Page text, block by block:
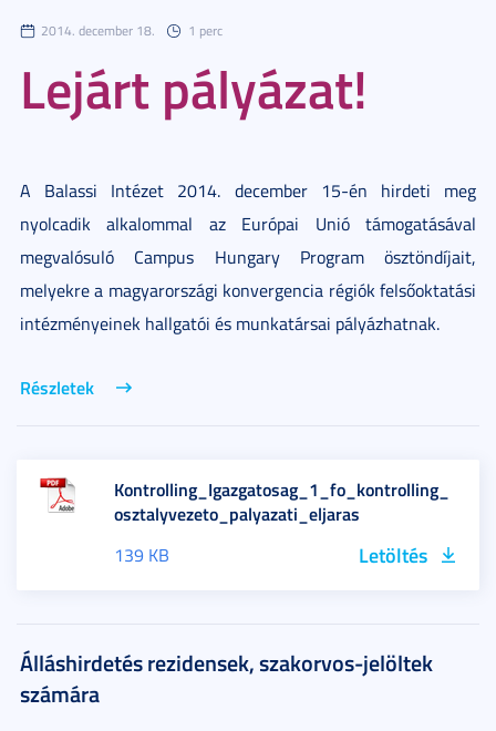
2014. december 18. 1 perc
Lejárt pályázat!
A Balassi Intézet 2014. december 15-én hirdeti meg
nyolcadik alkalommal az Európai Unió támogatásával
megvalósuló Campus Hungary Program ösztöndíjait,
melyekre a magyarországi konvergencia régiók felsőoktatási
intézményeinek hallgatói és munkatársai pályázhatnak.
Részletek
Kontrolling_Igazgatosag_1_fo_kontrolling_
osztalyvezeto_palyazati_eljaras
139 KB Letöltés
Álláshirdetés rezidensek, szakorvos-jelöltek
számára